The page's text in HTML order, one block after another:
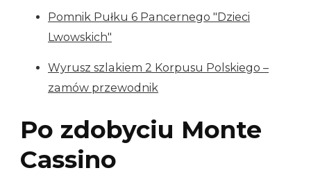
Pomnik Pułku 6 Pancernego "Dzieci
Lwowskich"
Wyrusz szlakiem 2 Korpusu Polskiego –
zamów przewodnik
Po zdobyciu Monte
Cassino